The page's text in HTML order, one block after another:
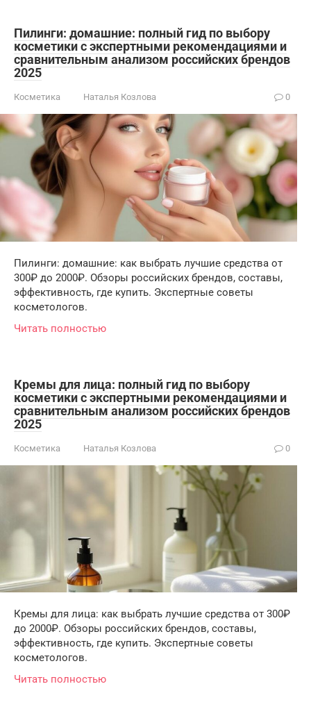
Пилинги: домашние: полный гид по выбору
косметики с экспертными рекомендациями и
сравнительным анализом российских брендов
2025
Косметика Наталья Козлова 0
Пилинги: домашние: как выбрать лучшие средства от
300₽ до 2000₽. Обзоры российских брендов, составы,
эффективность, где купить. Экспертные советы
косметологов.
Читать полностью
Кремы для лица: полный гид по выбору
косметики с экспертными рекомендациями и
сравнительным анализом российских брендов
2025
Косметика Наталья Козлова 0
Кремы для лица: как выбрать лучшие средства от 300₽
до 2000₽. Обзоры российских брендов, составы,
эффективность, где купить. Экспертные советы
косметологов.
Читать полностью